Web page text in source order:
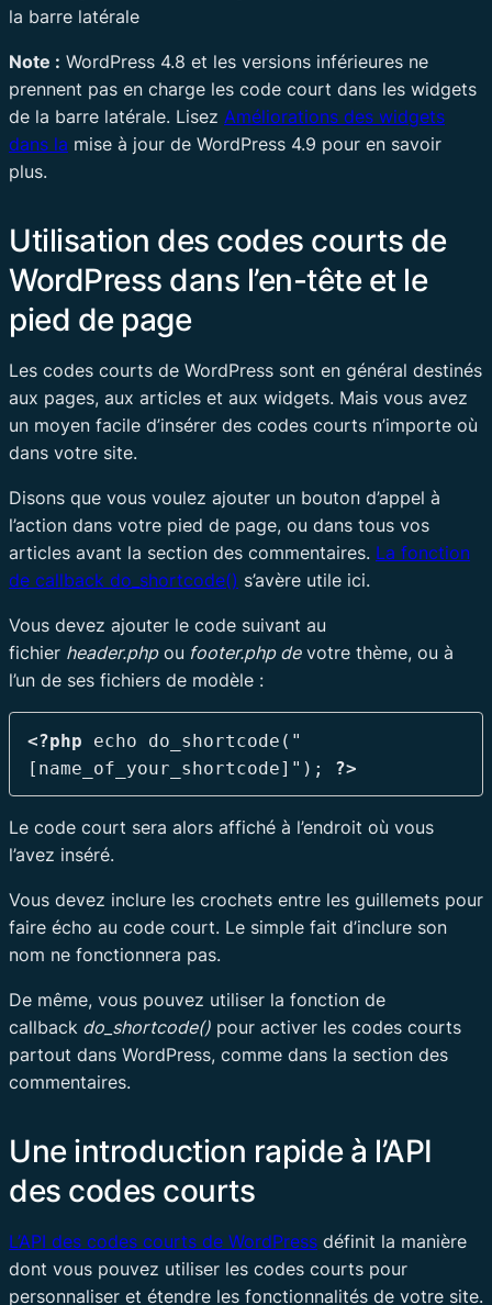
la barre latérale
Note : WordPress 4.8 et les versions inférieures ne
prennent pas en charge les code court dans les widgets
de la barre latérale. Lisez Améliorations des widgets
dans la mise à jour de WordPress 4.9 pour en savoir
plus.
Utilisation des codes courts de
WordPress dans l’en-tête et le
pied de page
Les codes courts de WordPress sont en général destinés
aux pages, aux articles et aux widgets. Mais vous avez
un moyen facile d’insérer des codes courts n’importe où
dans votre site.
Disons que vous voulez ajouter un bouton d’appel à
l’action dans votre pied de page, ou dans tous vos
articles avant la section des commentaires. La fonction
de callback do_shortcode() s’avère utile ici.
Vous devez ajouter le code suivant au
fichier header.phpou footer.php devotre thème, ou à
l’un de ses fichiers de modèle :
<?php echo do_shortcode("
[name_of_your_shortcode]"); ?>
Le code court sera alors affiché à l’endroit où vous
l’avez inséré.
Vous devez inclure les crochets entre les guillemets pour
faire écho au code court. Le simple fait d’inclure son
nom ne fonctionnera pas.
De même, vous pouvez utiliser la fonction de
callback do_shortcode() pour activer les codes courts
partout dans WordPress, comme dans la section des
commentaires.
Une introduction rapide à l’API
des codes courts
L’API des codes courts de WordPress définit la manière
dont vous pouvez utiliser les codes courts pour
personnaliser et étendre les fonctionnalités de votre site.